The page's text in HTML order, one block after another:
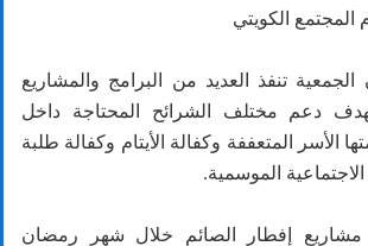
الكويتي
تنفذ العديد من البرامج والمشاريع
دعم مختلف الشرائح المحتاجة داخل
الأسر المتعففة وكفالة الأيتام وكفالة طلبة
الموسمية.
مشاريع إفطار الصائم خلال شهر رمضان